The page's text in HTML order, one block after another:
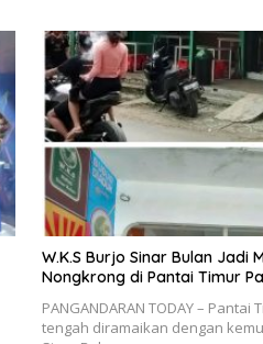
W.K.S Burjo Sinar Bulan Jadi
Nongkrong di Pantai Timur
PANGANDARAN TODAY –
tengah diramaikan dengan